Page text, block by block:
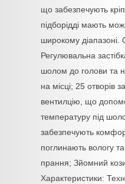
що забезпечують
підборідді мають
широкому діапазоні.
Регулювальна
шолом до голови та
на місці; 25 отворів
вентилцію, що
температуру під
забезпечують
поглинають вологу
прання; Зйомний
Характеристики: